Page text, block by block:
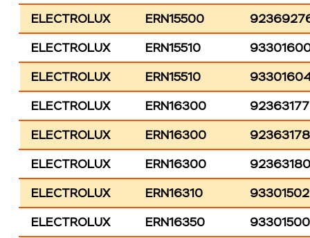
ELECTROLUX
ERN15500
ELECTROLUX
ERN15510
ELECTROLUX
ERN15510
ELECTROLUX
ERN16300
ELECTROLUX
ERN16300
ELECTROLUX
ERN16300
ELECTROLUX
ERN16310
ELECTROLUX
ERN16350